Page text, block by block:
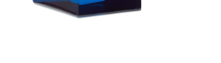
Isabelle Burdel